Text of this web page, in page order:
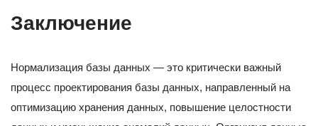
Заключение
Нормализация базы данных — это критически важный
процесс проектирования базы данных, направленный на
оптимизацию хранения данных, повышение целостности